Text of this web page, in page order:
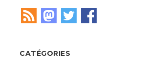
CATÉGORIES